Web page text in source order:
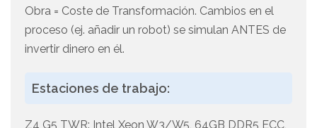
Obra = Coste de Transformación. Cambios en el
proceso (ej. añadir un robot) se simulan ANTES de
invertir dinero en él.
Estaciones de trabajo:
Z4 G5 TWR: Intel Xeon W3/W5, 64GB DDR5 ECC,